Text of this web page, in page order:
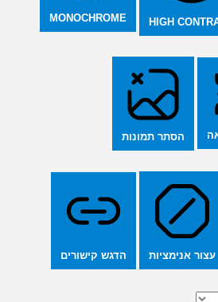
HIGH
MONOCHROME
הסתר תמונות
עצור אנימציות הדגש קישורים